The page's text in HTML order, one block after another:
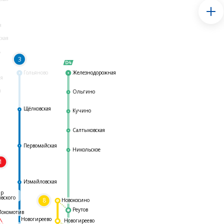
Гольяново
3
8
Железнодорожная
Ольгино
Кучино
Салтыковская
Никольское
Реутов
Измайловская
Первомайская
Щёлковская
Новогиреево
Новогиреево
Новокосино